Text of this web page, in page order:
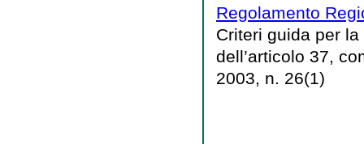
Regolamento
Criteri guida per
dell’articolo 37,
2003, n. 26(1)